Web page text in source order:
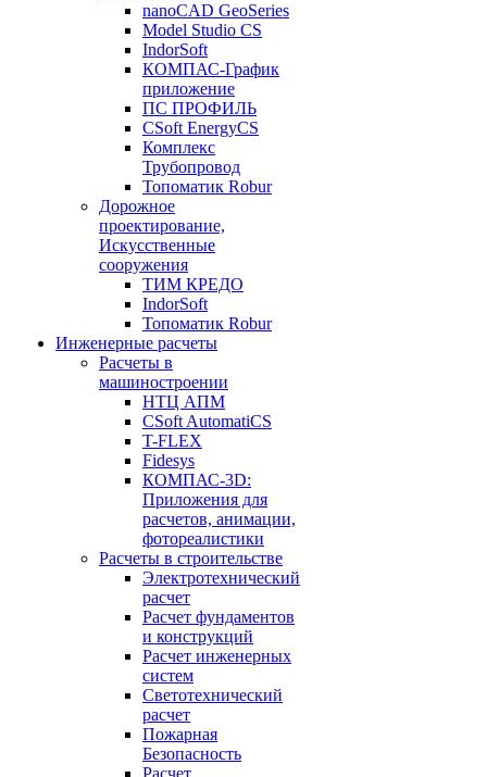
nanoCAD GeoSeries
Model Studio CS
IndorSoft
КОМПАС-График
приложение
ПС ПРОФИЛЬ
CSoft EnergyCS
Комплекс
Трубопровод
Топоматик Robur
Дорожное
проектирование,
Искусственные
сооружения
ТИМ КРЕДО
IndorSoft
Топоматик Robur
Инженерные расчеты
Расчеты в
машиностроении
НТЦ АПМ
CSoft AutomatiCS
T-FLEX
Fidesys
КОМПАС-3D:
Приложения для
расчетов, анимации,
фотореалистики
Расчеты в строительстве
Электротехнический
расчет
Расчет фундаментов
и конструкций
Расчет инженерных
систем
Светотехнический
расчет
Пожарная
Безопасность
Расчет